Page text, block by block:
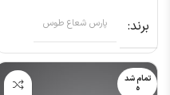
برند پارس شعاع طوس
تمام شد
ه